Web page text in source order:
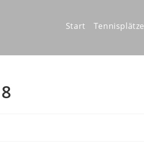
Start Tennisplätze